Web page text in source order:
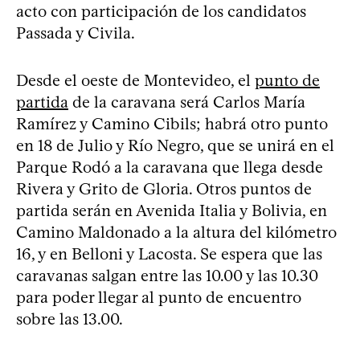
acto con participación de los candidatos
Passada y Civila.
Desde el oeste de Montevideo, el punto de
partida de la caravana será Carlos María
Ramírez y Camino Cibils; habrá otro punto
en 18 de Julio y Río Negro, que se unirá en el
Parque Rodó a la caravana que llega desde
Rivera y Grito de Gloria. Otros puntos de
partida serán en Avenida Italia y Bolivia, en
Camino Maldonado a la altura del kilómetro
16, y en Belloni y Lacosta. Se espera que las
caravanas salgan entre las 10.00 y las 10.30
para poder llegar al punto de encuentro
sobre las 13.00.